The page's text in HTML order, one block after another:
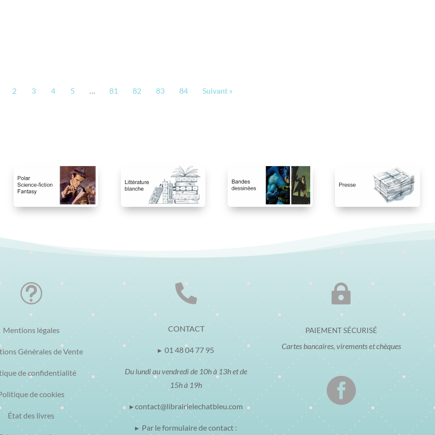
2 3 4 5 … 81 82 83 84 Suivant »
t
Mentions légales
Générales de Vente
de confidentialité
de cookies
État des livres

CONTACT
▸ 01 48 04 77 95
Du lundi au vendredi de 10h à 13h et de
15h à 19h
▸ contact@librairielechatbleu.com
▸ Par le formulaire de contact :

PAIEMENT SÉCURISÉ
Cartes bancaires, virements et chèques
